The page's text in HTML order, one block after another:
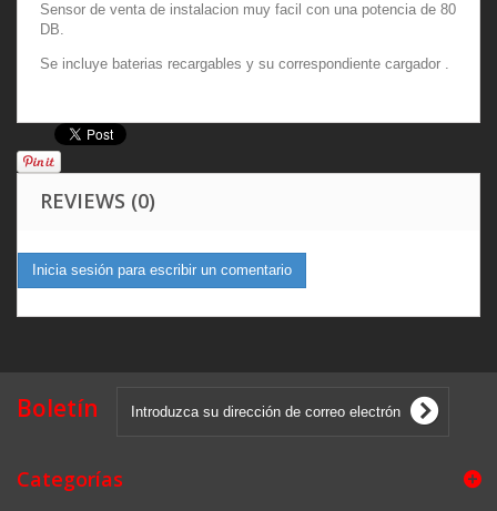
Sensor de venta de instalacion muy facil con una potencia de 80
DB.
Se incluye baterias recargables y su correspondiente cargador .
REVIEWS (0)
Inicia sesión para escribir un comentario
Boletín
Categorías